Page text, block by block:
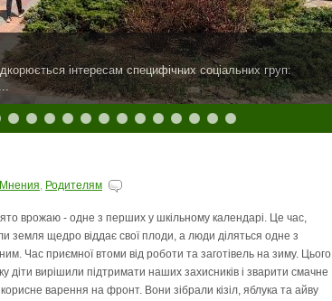
інтересам специфічних соціальних груп:
Мнения, Родителям
врожаю - одне з перших у шкільному календарі. Це час,
земля щедро віддає свої плоди, а люди діляться одне з
Час приємної втоми від роботи та заготівель на зиму. Цього
діти вирішили підтримати наших захисників і зварити смачне
варення на фронт. Вони зібрали кізіл, яблука та айву